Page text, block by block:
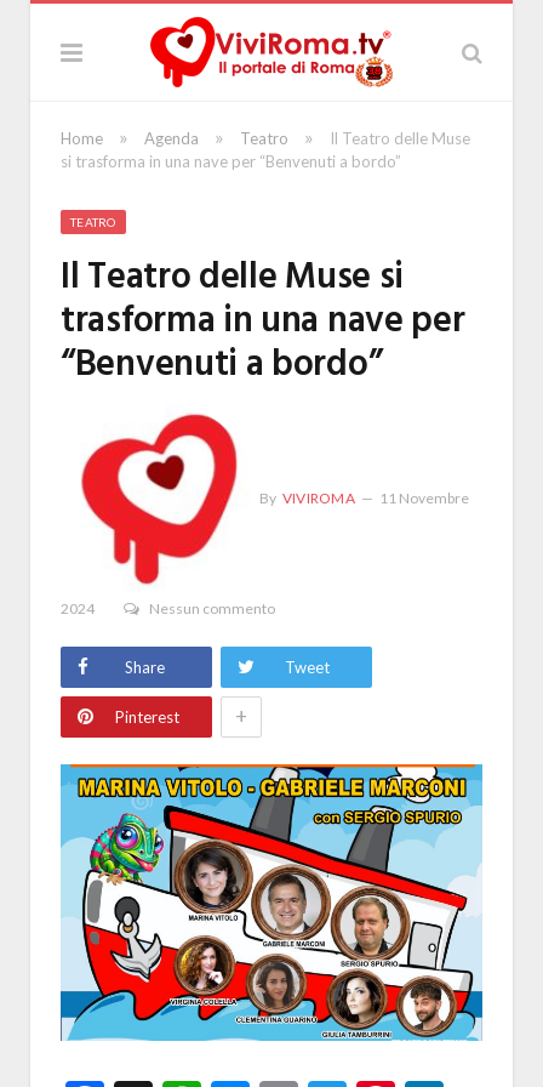
Home » Agenda » Teatro »
Il Teatro delle Muse
si trasforma in una nave per “Benvenuti a bordo”
TEATRO
Il Teatro delle Muse si
trasforma in una nave per
“Benvenuti a bordo”
By VIVIROMA 11 Novembre
2024 Nessun commento
Share Tweet
Pinterest +